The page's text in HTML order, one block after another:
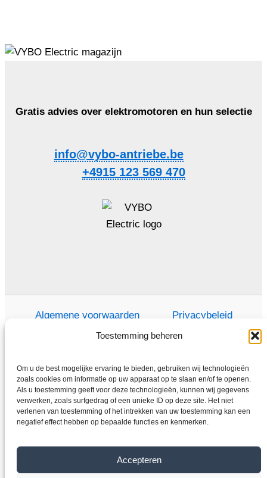
Toestemming beheren
Om u de best mogelijke ervaring te bieden, gebruiken wij technologieën
zoals cookies om informatie op uw apparaat op te slaan en/of te openen.
Als u toestemming geeft voor deze technologieën, kunnen wij gegevens
verwerken, zoals surfgedrag of een unieke ID op deze site. Het niet
verlenen van toestemming of het intrekken van uw toestemming kan een
negatief effect hebben op bepaalde functies en kenmerken.
Accepteren
Gratis advies over elektromotoren en hun selectie
info@vybo-antriebe.be
+4915 123 569 470
Algemene voorwaarden Privacybeleid
Thuis
Winkel
Elektromotoren
Frequentieomvormer
Overdragen
Over ons